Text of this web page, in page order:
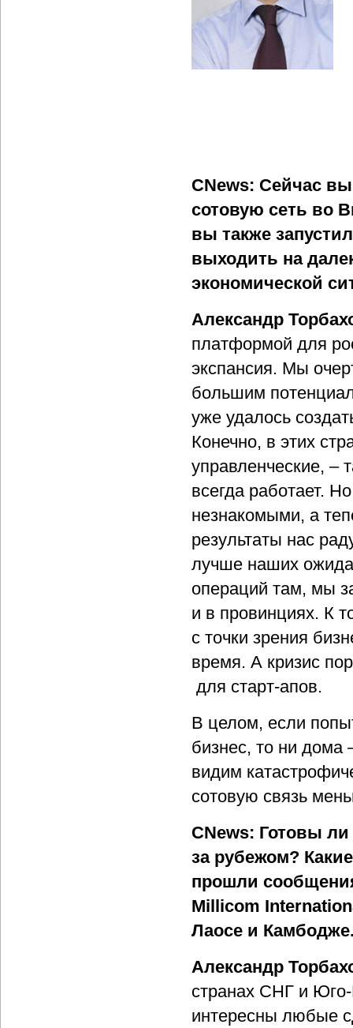
CNews: Сейчас вы
сотовую сеть во
вы также
выходить на
экономической
Александр
платформой для
экспансия. Мы
большим
уже удалось
Конечно, в этих
управленческие, –
всегда работает.
незнакомыми, а
результаты нас
лучше наших
операций там, мы
и в провинциях. К
с точки зрения
время. А кризис
для старт-апов.
В целом, если
бизнес, то ни дома
видим
сотовую связь
CNews: Готовы
за рубежом?
прошли
Millicom
Лаосе и
Александр
странах СНГ и Юго-
интересны любые